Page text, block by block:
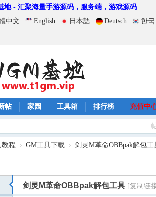
地 - 汇聚海量手游源码，服务端，游戏源码
中文 English 日本語 Deutsch 한
帖 家园 工具箱 排行榜 充值中
教程 › GM工具下载 › 剑灵M革命OBBpak解包工
剑灵M革命OBBpak解包工具 [复制链